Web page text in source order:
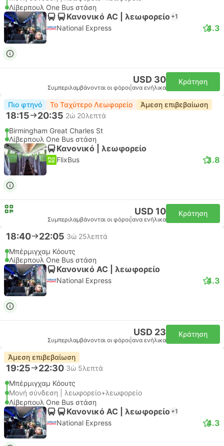
Λίβερπουλ One Bus στάση
Κανονικό AC | λεωφορείο +1
National Express 4.3
USD 30
Συμπεριλαμβάνονται οι φόροι ανα ενήλικα
Κράτηση
Πιο φτηνό Το Ταχύτερο Λεωφορείο Άμεση επιβεβαίωση
18:15 20:35 2ώ 20λεπτά
Birmingham Great Charles St
Λίβερπουλ One Bus στάση
Κανονικό | λεωφορείο
FlixBus 3.8
USD 10
Συμπεριλαμβάνονται οι φόροι ανα ενήλικα
Κράτηση
18:40 22:05 3ώ 25λεπτά
Μπέρμιγχαμ Κόουτς
Λίβερπουλ One Bus στάση
Κανονικό AC | λεωφορείο
National Express 4.3
USD 23
Συμπεριλαμβάνονται οι φόροι ανα ενήλικα
Κράτηση
Άμεση επιβεβαίωση
19:25 22:30 3ώ 5λεπτά
Μπέρμιγχαμ Κόουτς
Μονή σύνδεση | λεωφορείο+λεωφορείο
Λίβερπουλ One Bus στάση
Κανονικό AC | λεωφορείο +1
National Express 4.3